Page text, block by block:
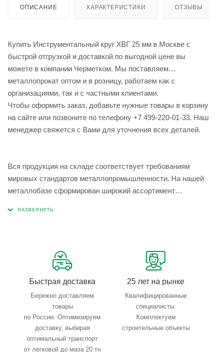
ОПИСАНИЕ ХАРАКТЕРИСТИКИ ОТЗЫВЫ
Купить Инструментальный круг ХВГ 25 мм в Москве с
быстрой отгрузкой и доставкой по выгодной цене вы
можете в компании Черметком. Мы поставляем
металлопрокат оптом и в розницу, работаем как с
организациями, так и с частными клиентами.
Чтобы оформить заказ, добавьте нужные товары в корзину
на сайте или позвоните по телефону +7 499-220-01-33. Наш
менеджер свяжется с Вами для уточнения всех деталей.
Вся продукция на складе соответствует требованиям
мировых стандартов металлопромышленности. На нашей
металлобазе сформирован широкий ассортимент
Быстрая доставка
Бережно доставляем
товары
по России. Оптимизируем
доставку, выбирая
оптимальный транспорт
от легковой до маза 20 тн
25 лет на рынке
Квалифицированные
специалисты.
Комплектуем
строительные объекты